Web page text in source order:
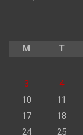
M
T
3
4
10
11
17
18
24
25